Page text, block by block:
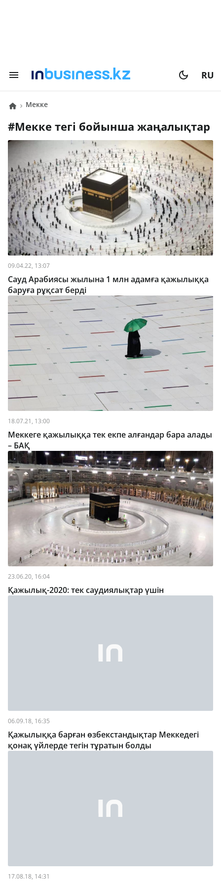
RU
Мекке
# Мекке тегі бойынша жаңалықтар
09.04.22, 13:07
Сауд Арабиясы жылына 1 млн адамға қажылыққа
баруға рұқсат берді
18.07.21, 13:00
Меккеге қажылыққа тек екпе алғандар бара алады
– БАҚ
23.06.20, 16:04
Қажылық-2020: тек саудиялықтар үшін
06.09.18, 16:35
Қажылыққа барған өзбекстандықтар Меккедегі
қонақ үйлерде тегін тұратын болды
17.08.18, 14:31